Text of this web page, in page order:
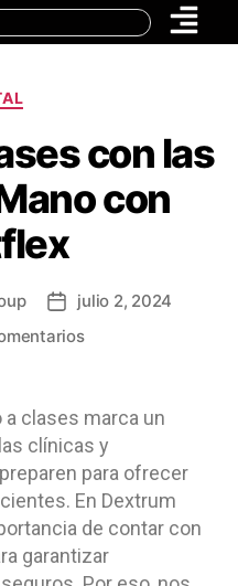
con las
con
julio 2, 2024
a clases marca un
clínicas y
para ofrecer
En Dextrum
de contar con
garantizar